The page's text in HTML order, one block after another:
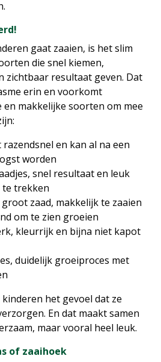
gaat zaaien, is het slim
die snel kiemen,
zichtbaar resultaat geven. Dat
erin en voorkomt
makkelijke soorten om mee
en kan al na een
worden
snel resultaat en leuk
trekken
zaad, makkelijk te zaaien
om te zien groeien
kleurrijk en bijna niet kapot
duidelijk groeiproces met
het gevoel dat ze
En dat maakt samen
maar vooral heel leuk.
of zaaihoek